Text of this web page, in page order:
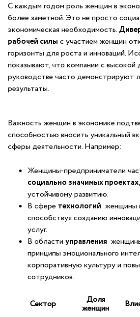
С каждым годом роль женщин в
более заметной.​ Это не​ просто
экономическая необходимость.
‍рабочей силы с участием женщин
горизонты для ⁣роста‌ и инноваций.
‍показывают,⁤ что компании ‍с
руководстве часто демонстрируют
результаты.
Важность‍ женщин ‍в экономике
способностью ⁤вносить уникальный
сферы деятельности. Например:
Женщины-предприниматели
социально⁢ значимых проектах
устойчивому развитию.
В сфере технологий женщины
способствуя созданию
услуг.
В области управления
принципы эмоционального
корпоративную культуру ​и
сотрудников.
Сектор Доля
⁢женщин